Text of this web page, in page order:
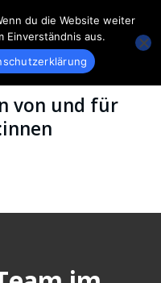
von und für
du die Website weiter
Einverständnis aus.